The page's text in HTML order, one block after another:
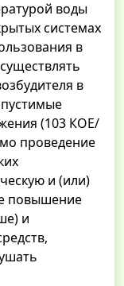
воды
системах
в
в
(103 КОЕ/
проведение
и (или)
повышение
и